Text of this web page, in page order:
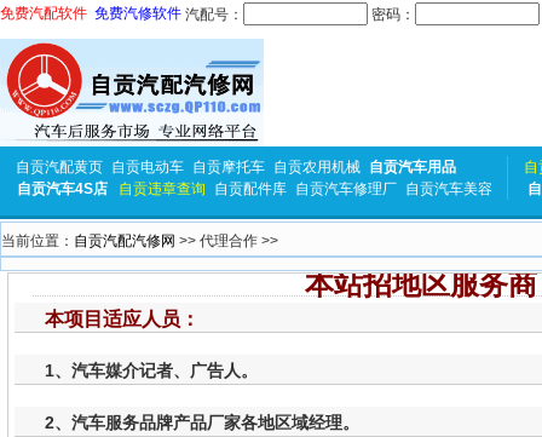
免费汽配软件 免费汽修软件 汽配号： 密码：
自贡汽配黄页 自贡电动车 自贡摩托车 自贡农用机械 自贡汽车用品
自贡汽车4S店
自贡违章查询 自贡配件库 自贡汽车修理厂 自贡汽车美容
自
当前位置： 自贡汽配汽修网 >> 代理合作 >>
本站招地区服务
本项目适应人员：
1、汽车媒介记者、广告人。
2、汽车服务品牌产品厂家各地区域经理。